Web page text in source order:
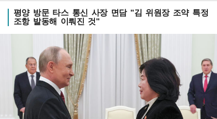
평양 방문 타스 통신 사장 면담 "김 위원장 조약 특정
조항 발동해 이뤄진 것"